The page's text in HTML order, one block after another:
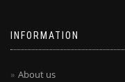
INFORMATION
About us